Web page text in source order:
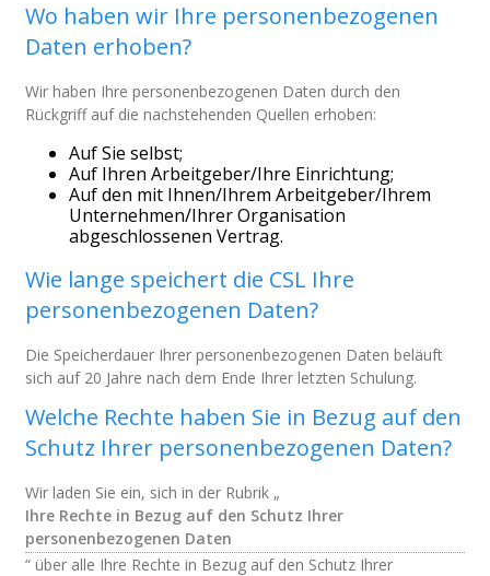
Wo haben wir Ihre personenbezogenen
Daten erhoben?
Wir haben Ihre personenbezogenen Daten durch den
Rückgriff auf die nachstehenden Quellen erhoben:
Auf Sie selbst;
Auf Ihren Arbeitgeber/Ihre Einrichtung;
Auf den mit Ihnen/Ihrem Arbeitgeber/Ihrem
Unternehmen/Ihrer Organisation
abgeschlossenen Vertrag.
Wie lange speichert die CSL Ihre
personenbezogenen Daten?
Die Speicherdauer Ihrer personenbezogenen Daten beläuft
sich auf 20 Jahre nach dem Ende Ihrer letzten Schulung.
Welche Rechte haben Sie in Bezug auf den
Schutz Ihrer personenbezogenen Daten?
Wir laden Sie ein, sich in der Rubrik „
Ihre Rechte in Bezug auf den Schutz Ihrer
personenbezogenen Daten
“ über alle Ihre Rechte in Bezug auf den Schutz Ihrer